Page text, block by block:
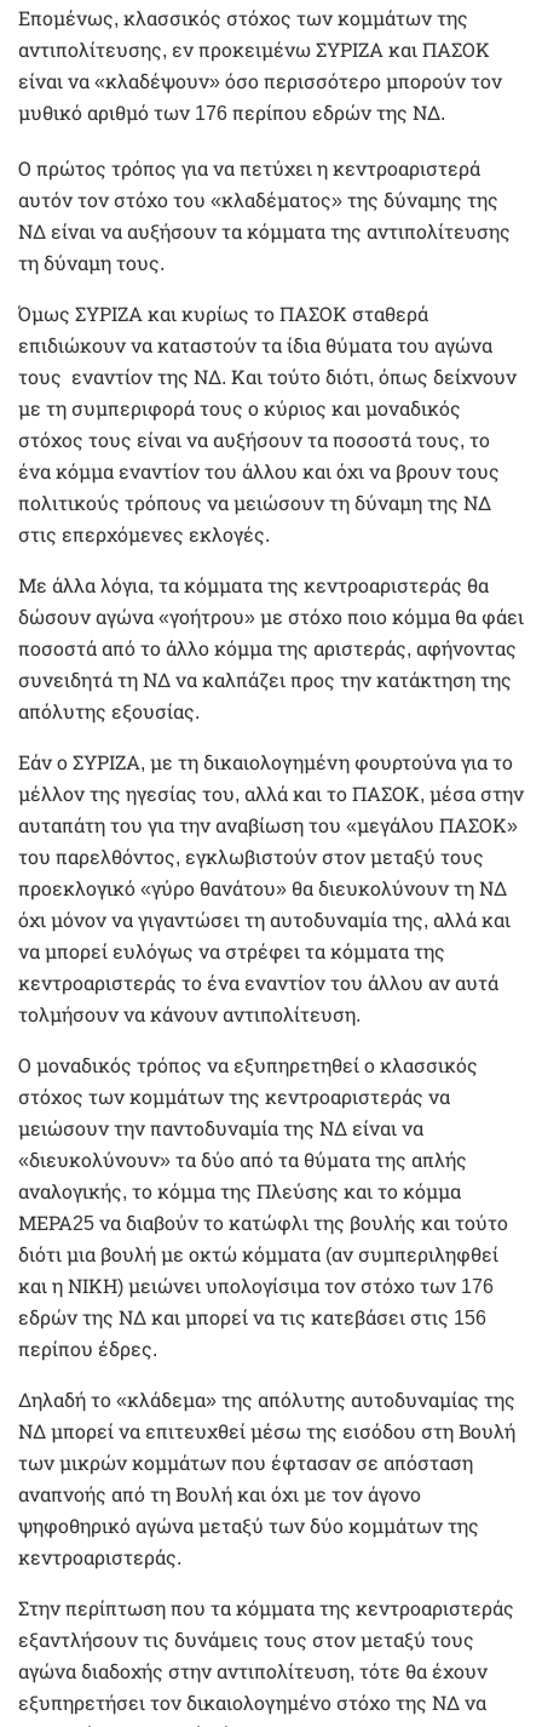
Επομένως, κλασσικός στόχος των κομμάτων της
αντιπολίτευσης, εν προκειμένω ΣΥΡΙΖΑ και ΠΑΣΟΚ
είναι να «κλαδέψουν» όσο περισσότερο μπορούν τον
μυθικό αριθμό των 176 περίπου εδρών της ΝΔ.
Ο πρώτος τρόπος για να πετύχει η κεντροαριστερά
αυτόν τον στόχο του «κλαδέματος» της δύναμης της
ΝΔ είναι να αυξήσουν τα κόμματα της αντιπολίτευσης
τη δύναμη τους.
Όμως ΣΥΡΙΖΑ και κυρίως το ΠΑΣΟΚ σταθερά
επιδιώκουν να καταστούν τα ίδια θύματα του αγώνα
τους εναντίον της ΝΔ. Και τούτο διότι, όπως δείχνουν
με τη συμπεριφορά τους ο κύριος και μοναδικός
στόχος τους είναι να αυξήσουν τα ποσοστά τους, το
ένα κόμμα εναντίον του άλλου και όχι να βρουν τους
πολιτικούς τρόπους να μειώσουν τη δύναμη της ΝΔ
στις επερχόμενες εκλογές.
Με άλλα λόγια, τα κόμματα της κεντροαριστεράς θα
δώσουν αγώνα «γοήτρου» με στόχο ποιο κόμμα θα φάει
ποσοστά από το άλλο κόμμα της αριστεράς, αφήνοντας
συνειδητά τη ΝΔ να καλπάζει προς την κατάκτηση της
απόλυτης εξουσίας.
Εάν ο ΣΥΡΙΖΑ, με τη δικαιολογημένη φουρτούνα για το
μέλλον της ηγεσίας του, αλλά και το ΠΑΣΟΚ, μέσα στην
αυταπάτη του για την αναβίωση του «μεγάλου ΠΑΣΟΚ»
του παρελθόντος, εγκλωβιστούν στον μεταξύ τους
προεκλογικό «γύρο θανάτου» θα διευκολύνουν τη ΝΔ
όχι μόνον να γιγαντώσει τη αυτοδυναμία της, αλλά και
να μπορεί ευλόγως να στρέφει τα κόμματα της
κεντροαριστεράς το ένα εναντίον του άλλου αν αυτά
τολμήσουν να κάνουν αντιπολίτευση.
Ο μοναδικός τρόπος να εξυπηρετηθεί ο κλασσικός
στόχος των κομμάτων της κεντροαριστεράς να
μειώσουν την παντοδυναμία της ΝΔ είναι να
«διευκολύνουν» τα δύο από τα θύματα της απλής
αναλογικής, το κόμμα της Πλεύσης και το κόμμα
ΜΕΡΑ25 να διαβούν το κατώφλι της βουλής και τούτο
διότι μια βουλή με οκτώ κόμματα (αν συμπεριληφθεί
και η ΝΙΚΗ) μειώνει υπολογίσιμα τον στόχο των 176
εδρών της ΝΔ και μπορεί να τις κατεβάσει στις 156
περίπου έδρες.
Δηλαδή το «κλάδεμα» της απόλυτης αυτοδυναμίας της
ΝΔ μπορεί να επιτευχθεί μέσω της εισόδου στη Βουλή
των μικρών κομμάτων που έφτασαν σε απόσταση
αναπνοής από τη Βουλή και όχι με τον άγονο
ψηφοθηρικό αγώνα μεταξύ των δύο κομμάτων της
κεντροαριστεράς.
Στην περίπτωση που τα κόμματα της κεντροαριστεράς
εξαντλήσουν τις δυνάμεις τους στον μεταξύ τους
αγώνα διαδοχής στην αντιπολίτευση, τότε θα έχουν
εξυπηρετήσει τον δικαιολογημένο στόχο της ΝΔ να